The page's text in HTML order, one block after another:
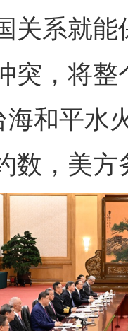
关系就
突，将
海和平水
数，美